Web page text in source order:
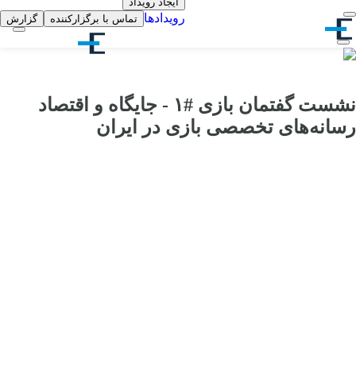
رویدادها تماس با برگزارکننده گزارش
نشست گفتمان بازی #۱ - جایگاه و اقتصاد
رسانه‌های تخصصی بازی در ایران